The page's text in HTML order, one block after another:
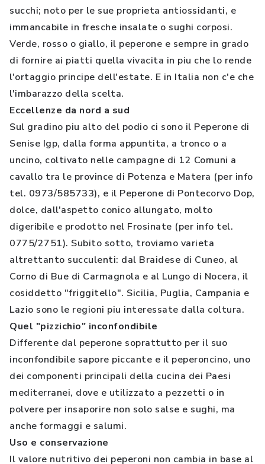
succhi; noto per le sue proprieta antiossidanti, e
immancabile in fresche insalate o sughi corposi.
Verde, rosso o giallo, il peperone e sempre in grado
di fornire ai piatti quella vivacita in piu che lo rende
l'ortaggio principe dell'estate. E in Italia non c'e che
l'imbarazzo della scelta.
Eccellenze da nord a sud
Sul gradino piu alto del podio ci sono il Peperone di
Senise Igp, dalla forma appuntita, a tronco o a
uncino, coltivato nelle campagne di 12 Comuni a
cavallo tra le province di Potenza e Matera (per info
tel. 0973/585733), e il Peperone di Pontecorvo Dop,
dolce, dall'aspetto conico allungato, molto
digeribile e prodotto nel Frosinate (per info tel.
0775/2751). Subito sotto, troviamo varieta
altrettanto succulenti: dal Braidese di Cuneo, al
Corno di Bue di Carmagnola e al Lungo di Nocera, il
cosiddetto "friggitello". Sicilia, Puglia, Campania e
Lazio sono le regioni piu interessate dalla coltura.
Quel "pizzichio" inconfondibile
Differente dal peperone soprattutto per il suo
inconfondibile sapore piccante e il peperoncino, uno
dei componenti principali della cucina dei Paesi
mediterranei, dove e utilizzato a pezzetti o in
polvere per insaporire non solo salse e sughi, ma
anche formaggi e salumi.
Uso e conservazione
Il valore nutritivo dei peperoni non cambia in base al